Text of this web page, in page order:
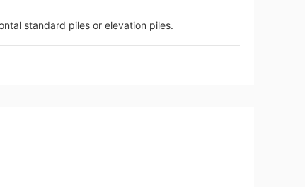
standard piles or elevation piles.